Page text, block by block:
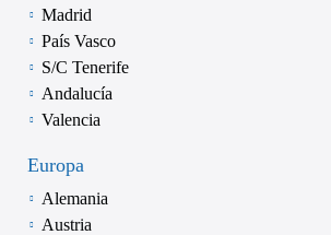
Madrid
País Vasco
S/C Tenerife
Andalucía
Valencia
Europa
Alemania
Austria